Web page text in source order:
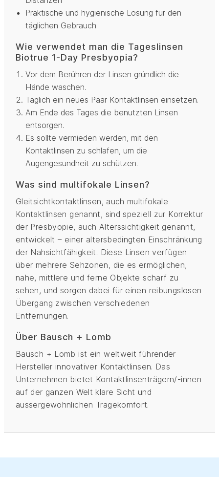
Praktische und hygienische Lösung für den
täglichen Gebrauch
Wie verwendet man die Tageslinsen
Biotrue 1-Day Presbyopia?
Vor dem Berühren der Linsen gründlich die
Hände waschen.
Täglich ein neues Paar Kontaktlinsen einsetzen.
Am Ende des Tages die benutzten Linsen
entsorgen.
Es sollte vermieden werden, mit den
Kontaktlinsen zu schlafen, um die
Augengesundheit zu schützen.
Was sind multifokale Linsen?
Gleitsichtkontaktlinsen, auch multifokale
Kontaktlinsen genannt, sind speziell zur Korrektur
der Presbyopie, auch Alterssichtigkeit genannt,
entwickelt – einer altersbedingten Einschränkung
der Nahsichtfähigkeit. Diese Linsen verfügen
über mehrere Sehzonen, die es ermöglichen,
nahe, mittlere und ferne Objekte scharf zu
sehen, und sorgen dabei für einen reibungslosen
Übergang zwischen verschiedenen
Entfernungen.
Über Bausch + Lomb
Bausch + Lomb ist ein weltweit führender
Hersteller innovativer Kontaktlinsen. Das
Unternehmen bietet Kontaktlinsenträgern/-innen
auf der ganzen Welt klare Sicht und
aussergewöhnlichen Tragekomfort.